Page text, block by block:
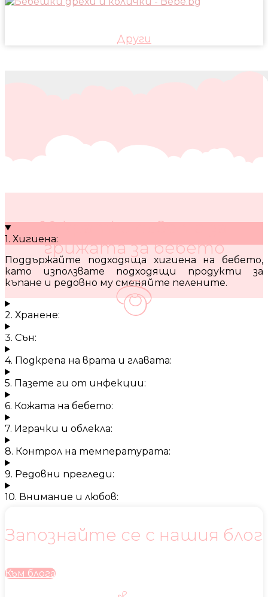
Други
10 кратки съвета за
грижата за бебето
1. Хигиена:
Поддържайте подходяща хигиена на бебето,
като използвате подходящи продукти за
къпане и редовно му сменяйте пелените.
2. Хранене:
3. Сън:
4. Подкрепа на врата и главата:
5. Пазете ги от инфекции:
6. Кожата на бебето:
7. Играчки и облекла:
8. Контрол на температурата:
9. Редовни прегледи:
10. Внимание и любов:
Запознайте се с нашия блог
Към блога